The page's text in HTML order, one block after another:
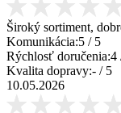
Široký sortiment,
Komunikácia:5 / 5
Rýchlosť doručenia:4
Kvalita dopravy:- / 5
10.05.2026